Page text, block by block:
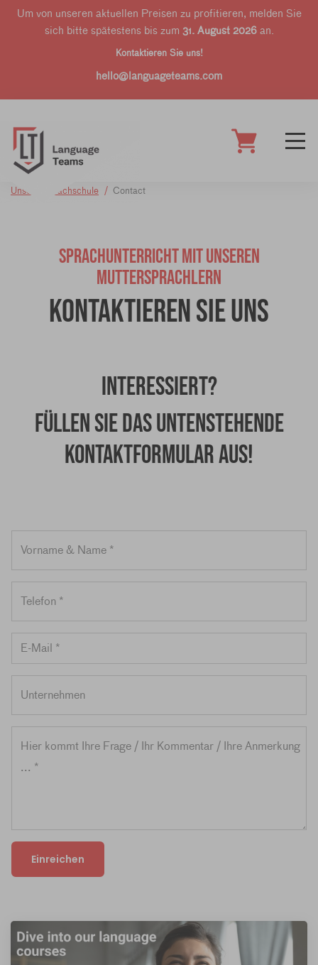
Um von unseren aktuellen Preisen zu profitieren, melden Sie
sich bitte spätestens bis zum 31. August 2026an.
Kontaktieren Sie uns!
hello@languageteams.com
Unsere Sprachschule Contact
SPRACHUNTERRICHT MIT UNSEREN
MUTTERSPRACHLERN
Kontaktieren Sie uns
Interessiert?
Füllen Sie das untenstehende
Kontaktformular aus!
Einreichen